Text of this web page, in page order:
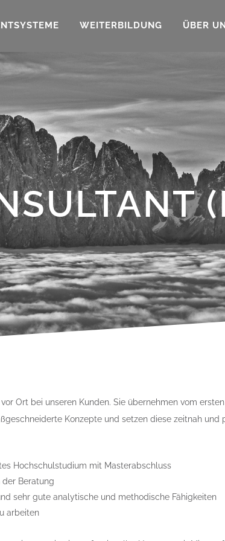
WEITERBILDUNG ÜBER
Ort bei unseren Kunden. Sie übernehmen vom
Konzepte und setzen diese zeitnah und
Hochschulstudium mit Masterabschluss
der Beratung
sehr gute analytische und methodische Fähigkeiten
arbeiten